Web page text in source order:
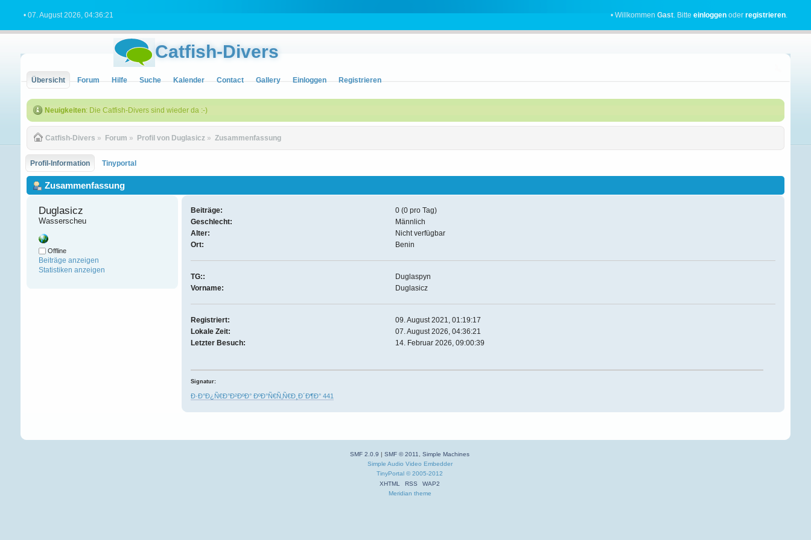
• 07. August 2026, 04:36:21 • WillkommenGast. Bitteeinloggen oderregistrieren.
Catfish-Divers
Übersicht Forum Hilfe Suche Kalender Contact Gallery Einloggen Registrieren
Neuigkeiten: Die Catfish-Divers sind wieder da :-)
Catfish-Divers » Forum » Profil von Duglasicz » Zusammenfassung
Profil-Information Tinyportal
Zusammenfassung
Duglasicz
Wasserscheu
Offline
Beiträge anzeigen
Statistiken anzeigen
Beiträge:
0 (0 pro Tag)
Geschlecht:
Männlich
Alter:
Nicht verfügbar
Ort:
Benin
TG::
Duglaspyn
Vorname:
Duglasicz
Registriert:
09. August 2021, 01:19:17
Lokale Zeit:
07. August 2026, 04:36:21
Letzter Besuch:
14. Februar 2026, 09:00:39
Signatur:
Ð·Ð°Ð¿Ñ€Ð°Ð²ÐºÐ° ÐºÐ°Ñ€Ñ‚Ñ€Ð¸Ð´Ð¶Ð° 441
SMF 2.0.9 |SMF © 2011,Simple Machines
Simple Audio Video Embedder
TinyPortal © 2005-2012
XHTML
RSS
WAP2
Meridian theme